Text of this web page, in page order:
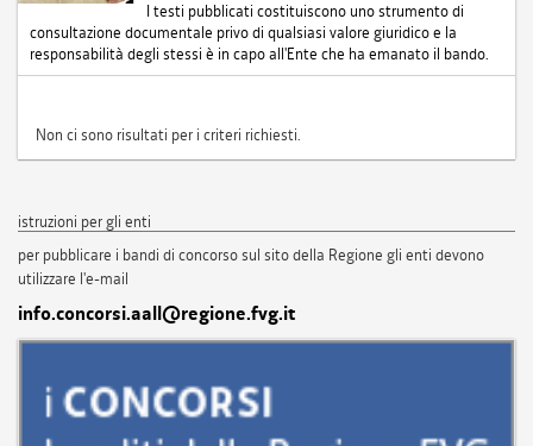
I testi pubblicati costituiscono uno strumento di
consultazione documentale privo di qualsiasi valore giuridico e la
responsabilità degli stessi è in capo all'Ente che ha emanato il bando.
Non ci sono risultati per i criteri richiesti.
istruzioni per gli enti
per pubblicare i bandi di concorso sul sito della Regione gli enti devono
utilizzare l'e-mail
info.concorsi.aall@regione.fvg.it